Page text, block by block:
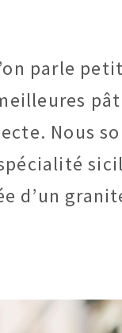
parle
Nous
d’un